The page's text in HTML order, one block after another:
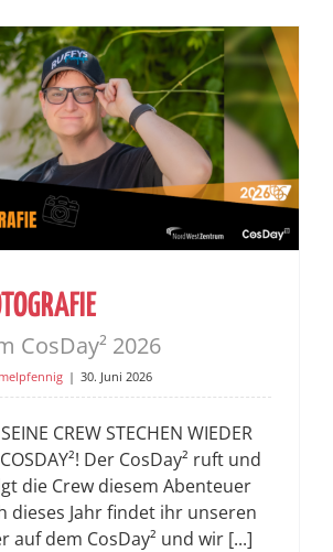
CosDay² 2026
| 30. Juni 2026
CREW STECHEN WIEDER
Der CosDay² ruft und
die Crew diesem Abenteuer
dieses Jahr findet ihr unseren
auf dem CosDay² und wir [...]